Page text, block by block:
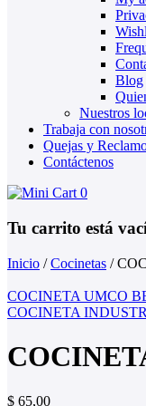
Blog
Nuestros
Trabaja con
Quejas y
Contáctenos
0
Tu carrito está
Inicio / Cocinetas /
COCINETA UMCO
COCINETA
$ 65,00